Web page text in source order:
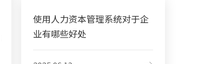
使用人力资本管理系统对于企
业有哪些好处